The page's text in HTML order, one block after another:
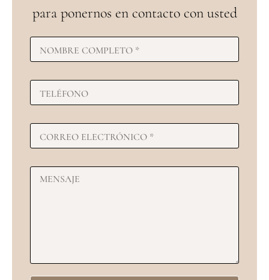
para ponernos en contacto con usted